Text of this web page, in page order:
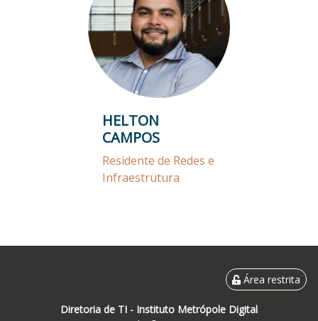
HELTON
CAMPOS
Residente de Redes e
Infraestrutura
Área restrita
Diretoria de TI - Instituto Metrópole Digital